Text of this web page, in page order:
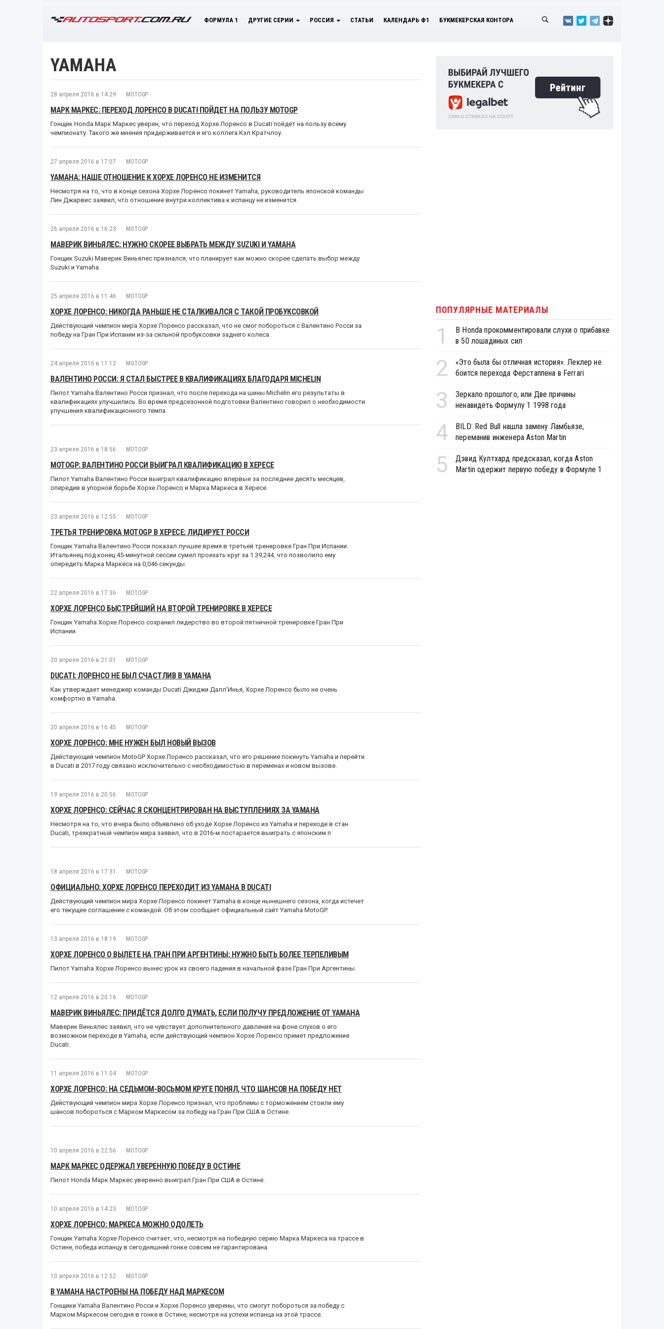
ФОРМУЛА 1 ДРУГИЕ СЕРИИ РОССИЯ СТАТЬИ КАЛЕНДАРЬ Ф1 БУКМЕКЕРСКАЯ КОНТОРА
YAMAHA
28 апреля 2016 в 14:29 MOTOGP
МАРК МАРКЕС: ПЕРЕХОД ЛОРЕНСО В DUCATI ПОЙДЕТ НА ПОЛЬЗУ MOTOGP
Гонщик Honda Марк Маркес уверен, что переход Хорхе Лоренсо в Ducati пойдет на пользу всему
чемпионату. Такого же мнения придерживается и его коллега Кэл Кратчлоу.
27 апреля 2016 в 17:07 MOTOGP
YAMAHA: НАШЕ ОТНОШЕНИЕ К ХОРХЕ ЛОРЕНСО НЕ ИЗМЕНИТСЯ
Несмотря на то, что в конце сезона Хорхе Лоренсо покинет Yamaha, руководитель японской команды
Лин Джарвис заявил, что отношение внутри коллектива к испанцу не изменится.
26 апреля 2016 в 16:23 MOTOGP
МАВЕРИК ВИНЬЯЛЕС: НУЖНО СКОРЕЕ ВЫБРАТЬ МЕЖДУ SUZUKI И YAMAHA
Гонщик Suzuki Маверик Виньялес признался, что планирует как можно скорее сделать выбор между
Suzuki и Yamaha.
25 апреля 2016 в 11:46 MOTOGP
ХОРХЕ ЛОРЕНСО: НИКОГДА РАНЬШЕ НЕ СТАЛКИВАЛСЯ С ТАКОЙ ПРОБУКСОВКОЙ
Действующий чемпион мира Хорхе Лоренсо рассказал, что не смог побороться с Валентино Росси за
победу на Гран При Испании из-за сильной пробуксовки заднего колеса.
24 апреля 2016 в 11:12 MOTOGP
ВАЛЕНТИНО РОССИ: Я СТАЛ БЫСТРЕЕ В КВАЛИФИКАЦИЯХ БЛАГОДАРЯ MICHELIN
Пилот Yamaha Валентино Росси признал, что после перехода на шины Michelin его результаты в
квалификациях улучшились. Во время предсезонной подготовки Валентино говорил о необходимости
улучшения квалификационного темпа.
23 апреля 2016 в 18:56 MOTOGP
MOTOGP: ВАЛЕНТИНО РОССИ ВЫИГРАЛ КВАЛИФИКАЦИЮ В ХЕРЕСЕ
Пилот Yamaha Валентино Росси выиграл квалификацию впервые за последние десять месяцев,
опередив в упорной борьбе Хорхе Лоренсо и Марка Маркеса в Хересе.
23 апреля 2016 в 12:55 MOTOGP
ТРЕТЬЯ ТРЕНИРОВКА MOTOGP В ХЕРЕСЕ: ЛИДИРУЕТ РОССИ
Гонщик Yamaha Валентино Росси показал лучшее время в третьей тренировке Гран При Испании.
Итальянец под конец 45-минутной сессии сумел проехать круг за 1.39,244, что позволило ему
опередить Марка Маркеса на 0,046 секунды.
22 апреля 2016 в 17:36 MOTOGP
ХОРХЕ ЛОРЕНСО БЫСТРЕЙШИЙ НА ВТОРОЙ ТРЕНИРОВКЕ В ХЕРЕСЕ
Гонщик Yamaha Хорхе Лоренсо сохранил лидерство во второй пятничной тренировке Гран При
Испании.
20 апреля 2016 в 21:01 MOTOGP
DUCATI: ЛОРЕНСО НЕ БЫЛ СЧАСТЛИВ В YAMAHA
Как утверждает менеджер команды Ducati Джиджи Далл'Инья, Хорхе Лоренсо было не очень
комфортно в Yamaha.
20 апреля 2016 в 16:45 MOTOGP
ХОРХЕ ЛОРЕНСО: МНЕ НУЖЕН БЫЛ НОВЫЙ ВЫЗОВ
Действующий чемпион MotoGP Хорхе Лоренсо рассказал, что его решение покинуть Yamaha и перейти
в Ducati в 2017 году связано исключительно с необходимостью в переменах и новом вызове.
19 апреля 2016 в 20:56 MOTOGP
ХОРХЕ ЛОРЕНСО: СЕЙЧАС Я СКОНЦЕНТРИРОВАН НА ВЫСТУПЛЕНИЯХ ЗА YAMAHA
Несмотря на то, что вчера было объявлено об уходе Хорхе Лоренсо из Yamaha и переходе в стан
Ducati, трехкратный чемпион мира заявил, что в 2016-м постарается выиграть с японским п
18 апреля 2016 в 17:31 MOTOGP
ОФИЦИАЛЬНО: ХОРХЕ ЛОРЕНСО ПЕРЕХОДИТ ИЗ YAMAHA В DUCATI
Действующий чемпион мира Хорхе Лоренсо покинет Yamaha в конце нынешнего сезона, когда истечет
его текущее соглашение с командой. Об этом сообщает официальный сайт Yamaha MotoGP.
13 апреля 2016 в 18:19 MOTOGP
ХОРХЕ ЛОРЕНСО О ВЫЛЕТЕ НА ГРАН ПРИ АРГЕНТИНЫ: НУЖНО БЫТЬ БОЛЕЕ ТЕРПЕЛИВЫМ
Пилот Yamaha Хорхе Лоренсо вынес урок из своего падения в начальной фазе Гран При Аргентины.
12 апреля 2016 в 20:16 MOTOGP
МАВЕРИК ВИНЬЯЛЕС: ПРИДЁТСЯ ДОЛГО ДУМАТЬ, ЕСЛИ ПОЛУЧУ ПРЕДЛОЖЕНИЕ ОТ YAMAHA
Маверик Виньялес заявил, что не чувствует дополнительного давления на фоне слухов о его
возможном переходе в Yamaha, если действующий чемпион Хорхе Лоренсо примет предложение
Ducati.
11 апреля 2016 в 11:04 MOTOGP
ХОРХЕ ЛОРЕНСО: НА СЕДЬМОМ-ВОСЬМОМ КРУГЕ ПОНЯЛ, ЧТО ШАНСОВ НА ПОБЕДУ НЕТ
Действующий чемпион мира Хорхе Лоренсо признал, что проблемы с торможением стоили ему
шансов побороться с Марком Маркесом за победу на Гран При США в Остине.
10 апреля 2016 в 22:56 MOTOGP
МАРК МАРКЕС ОДЕРЖАЛ УВЕРЕННУЮ ПОБЕДУ В ОСТИНЕ
Пилот Honda Марк Маркес уверенно выиграл Гран При США в Остине.
10 апреля 2016 в 14:23 MOTOGP
ХОРХЕ ЛОРЕНСО: МАРКЕСА МОЖНО ОДОЛЕТЬ
Гонщик Yamaha Хорхе Лоренсо считает, что, несмотря на победную серию Марка Маркеса на трассе в
Остине, победа испанцу в сегодняшней гонке совсем не гарантирована.
10 апреля 2016 в 12:52 MOTOGP
В YAMAHA НАСТРОЕНЫ НА ПОБЕДУ НАД МАРКЕСОМ
Гонщики Yamaha Валентино Росси и Хорхе Лоренсо уверены, что смогут побороться за победу с
Марком Маркесом сегодня в гонке в Остине, несмотря на успехи испанца на этой трассе.
ПОПУЛЯРНЫЕ МАТЕРИАЛЫ
1
В Honda прокомментировали слухи о прибавке
в 50 лошадиных сил
2
«Это была бы отличная история». Леклер не
боится перехода Ферстаппена в Ferrari
3
Зеркало прошлого, или Две причины
ненавидеть Формулу 1 1998 года
4
BILD: Red Bull нашла замену Ламбьязе,
переманив инженера Aston Martin
5
Дэвид Култхард предсказал, когда Aston
Martin одержит первую победу в Формуле 1